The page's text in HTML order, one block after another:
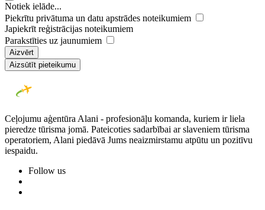
Notiek ielāde...
Piekrītu privātuma un datu apstrādes noteikumiem
Japiekrīt reģistrācijas noteikumiem
Parakstīties uz jaunumiem
Aizvērt
Aizsūtīt pieteikumu
Ceļojumu aģentūra Alani - profesionāļu komanda, kuriem ir liela
pieredze tūrisma jomā. Pateicoties sadarbībai ar slaveniem tūrisma
operatoriem, Alani piedāvā Jums neaizmirstamu atpūtu un pozitīvu
iespaidu.
Follow us